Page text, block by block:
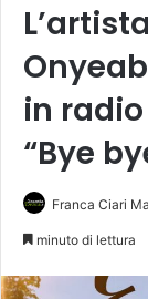
in
“Bye
Franca Ciari
minuto di lettura